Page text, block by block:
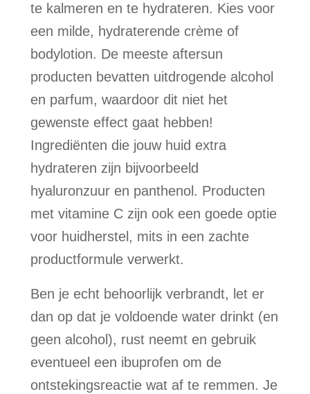
te kalmeren en te hydrateren. Kies voor
een milde, hydraterende crème of
bodylotion. De meeste aftersun
producten bevatten uitdrogende alcohol
en parfum, waardoor dit niet het
gewenste effect gaat hebben!
Ingrediënten die jouw huid extra
hydrateren zijn bijvoorbeeld
hyaluronzuur en panthenol. Producten
met vitamine C zijn ook een goede optie
voor huidherstel, mits in een zachte
productformule verwerkt.
Ben je echt behoorlijk verbrandt, let er
dan op dat je voldoende water drinkt (en
geen alcohol), rust neemt en gebruik
eventueel een ibuprofen om de
ontstekingsreactie wat af te remmen. Je